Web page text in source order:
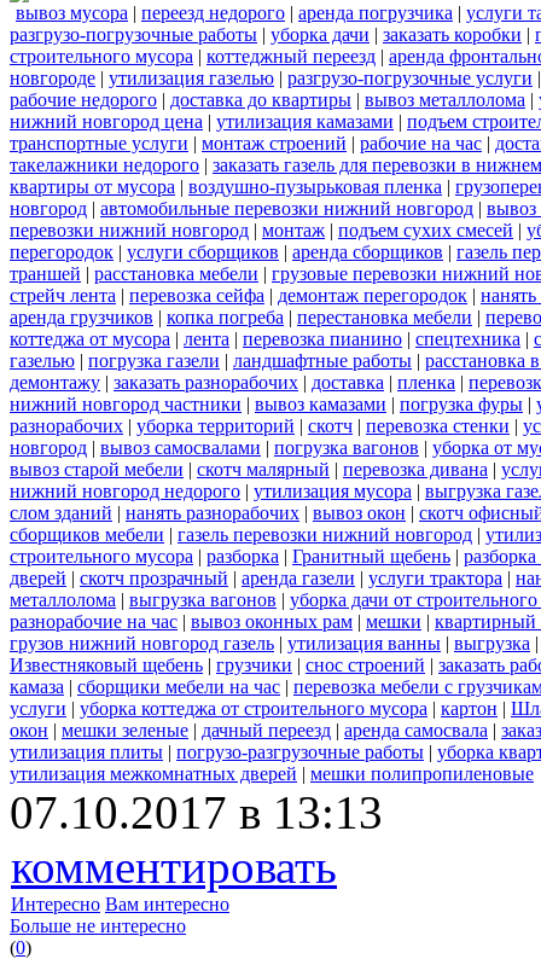
вывоз мусора | переезд недорого | аренда погрузчика | услуги
разгрузо-погрузочные работы | уборка дачи | заказать коробки |
строительного мусора | коттеджный переезд | аренда
новгороде | утилизация газелью | разгрузо-погрузочные услуги
рабочие недорого | доставка до квартиры | вывоз металлолома |
нижний новгород цена | утилизация камазами | подъем
транспортные услуги | монтаж строений | рабочие на час |
такелажники недорого | заказать газель для перевозки в
квартиры от мусора | воздушно-пузырьковая пленка |
новгород | автомобильные перевозки нижний новгород | вывоз
перевозки нижний новгород | монтаж | подъем сухих смесей |
перегородок | услуги сборщиков | аренда сборщиков | газель
траншей | расстановка мебели | грузовые перевозки нижний
стрейч лента | перевозка сейфа | демонтаж перегородок |
аренда грузчиков | копка погреба | перестановка мебели |
коттеджа от мусора | лента | перевозка пианино | спецтехника |
газелью | погрузка газели | ландшафтные работы | расстановка
демонтажу | заказать разнорабочих | доставка | пленка |
нижний новгород частники | вывоз камазами | погрузка фуры |
разнорабочих | уборка территорий | скотч | перевозка стенки |
новгород | вывоз самосвалами | погрузка вагонов | уборка от
вывоз старой мебели | скотч малярный | перевозка дивана |
нижний новгород недорого | утилизация мусора | выгрузка
слом зданий | нанять разнорабочих | вывоз окон | скотч
сборщиков мебели | газель перевозки нижний новгород |
строительного мусора | разборка | Гранитный щебень |
дверей | скотч прозрачный | аренда газели | услуги трактора |
металлолома | выгрузка вагонов | уборка дачи от
разнорабочие на час | вывоз оконных рам | мешки | квартирный
грузов нижний новгород газель | утилизация ванны | выгрузка
Известняковый щебень | грузчики | снос строений | заказать
камаза | сборщики мебели на час | перевозка мебели с
услуги | уборка коттеджа от строительного мусора | картон |
окон | мешки зеленые | дачный переезд | аренда самосвала |
утилизация плиты | погрузо-разгрузочные работы | уборка
утилизация межкомнатных дверей | мешки полипропиленовые
07.10.2017 в 13:13
комментировать
Интересно Вам интересно
Больше не интересно
(0)